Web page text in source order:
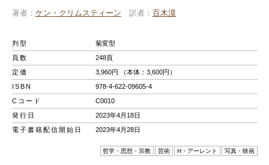
著者 ケン・クリムスティーン 訳者 百木漠
判型
菊変型
頁数
248頁
定価
3,960円 （本体：3,600円）
ISBN
978-4-622-09605-4
Cコード
C0010
発行日
2023年4月18日
電子書籍配信開始日
2023年4月28日
哲学・思想・宗教 芸術 H・アーレント 写真・映画